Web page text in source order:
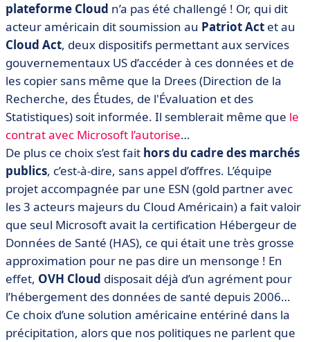
plateforme Cloud n’a pas été challengé ! Or, qui dit
acteur américain dit soumission au Patriot Act et au
Cloud Act, deux dispositifs permettant aux services
gouvernementaux US d’accéder à ces données et de
les copier sans même que la Drees (Direction de la
Recherche, des Études, de l'Évaluation et des
Statistiques) soit informée. Il semblerait même que le
contrat avec Microsoft l’autorise…
De plus ce choix s’est fait hors du cadre des marchés
publics, c’est-à-dire, sans appel d’offres. L’équipe
projet accompagnée par une ESN (gold partner avec
les 3 acteurs majeurs du Cloud Américain) a fait valoir
que seul Microsoft avait la certification Hébergeur de
Données de Santé (HAS), ce qui était une très grosse
approximation pour ne pas dire un mensonge ! En
effet, OVH Cloud disposait déjà d’un agrément pour
l’hébergement des données de santé depuis 2006…
Ce choix d’une solution américaine entériné dans la
précipitation, alors que nos politiques ne parlent que